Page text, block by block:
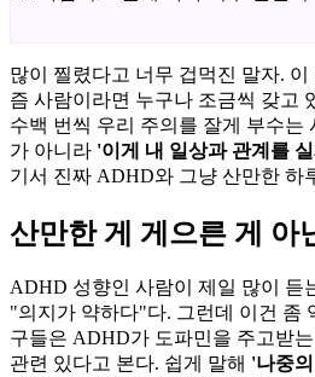
많이 찔렸다고 너무 겁먹진 말자.
즘 사람이라면 누구나 조금씩 갖고
수백 번씩 우리 주의를 잘게 부수는
가 아니라 '이게 내 일상과 관계를
기서 진짜 ADHD와 그냥 산만한 하
산만한 게 게으른 게 아
ADHD 성향인 사람이 제일 많이 듣
"의지가 약하다"다. 그런데 이건 좀
구들은 ADHD가 도파민을 주고받
관련 있다고 본다. 쉽게 말해 '나중